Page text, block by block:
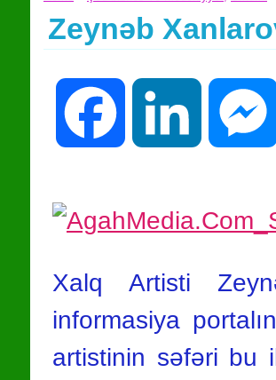
Zeynəb
Facebook LinkedIn
Xalq Artisti
informasiya
artistinin səfəri bu